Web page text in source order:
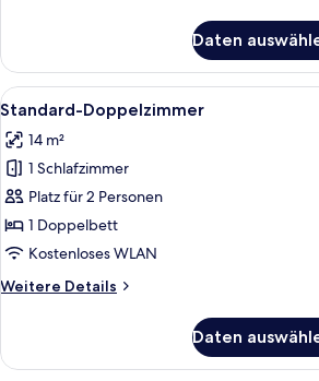
Zweibettzimmer,
2 Einzelbetten
(Princes
View)
Daten
Alle
Fotos
für
Standard-
Doppelzimmer
anzeigen
Ein
4
Standard-Doppelzimmer
14 m²
1 Schlafzimmer
Platz für 2 Personen
1 Doppelbett
Kostenloses WLAN
Weitere Details
Weitere
Doppelzimmer
Daten